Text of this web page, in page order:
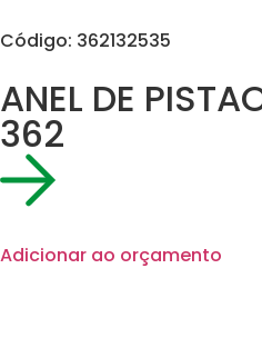
Código: 362132535
ANEL DE
362
Adicionar ao orçamento